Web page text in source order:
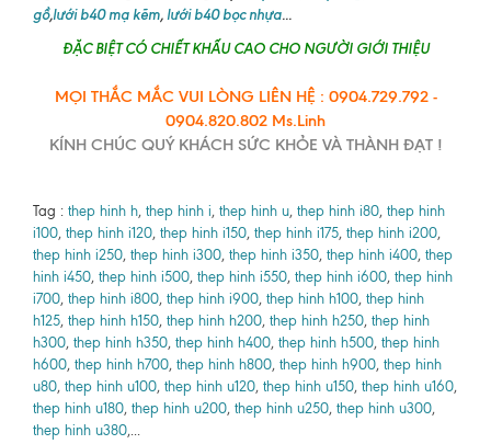
gồ,lưới b40 mạ kẽm, lưới b40 bọc nhựa...
ĐẶC BIỆT CÓ CHIẾT KHẤU CAO CHO NGƯỜI GIỚI THIỆU
MỌI THẮC MẮC VUI LÒNG LIÊN HỆ : 0904.729.792 -
0904.820.802 Ms.Linh
KÍNH CHÚC QUÝ KHÁCH SỨC KHỎE VÀ THÀNH ĐẠT !
Tag : thep hinh h, thep hinh i, thep hinh u, thep hinh i80, thep hinh
i100, thep hinh i120, thep hinh i150, thep hinh i175, thep hinh i200,
thep hinh i250, thep hinh i300, thep hinh i350, thep hinh i400, thep
hinh i450, thep hinh i500, thep hinh i550, thep hinh i600, thep hinh
i700, thep hinh i800, thep hinh i900, thep hinh h100, thep hinh
h125, thep hinh h150, thep hinh h200, thep hinh h250, thep hinh
h300, thep hinh h350, thep hinh h400, thep hinh h500, thep hinh
h600, thep hinh h700, thep hinh h800, thep hinh h900, thep hinh
u80, thep hinh u100, thep hinh u120, thep hinh u150, thep hinh u160,
thep hinh u180, thep hinh u200, thep hinh u250, thep hinh u300,
thep hinh u380,...